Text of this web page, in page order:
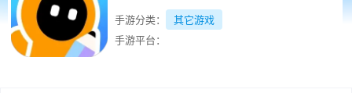
手游分类：
其它游戏
手游平台：